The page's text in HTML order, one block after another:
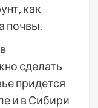
как
почвы.
сделать
придется
и в Сибири